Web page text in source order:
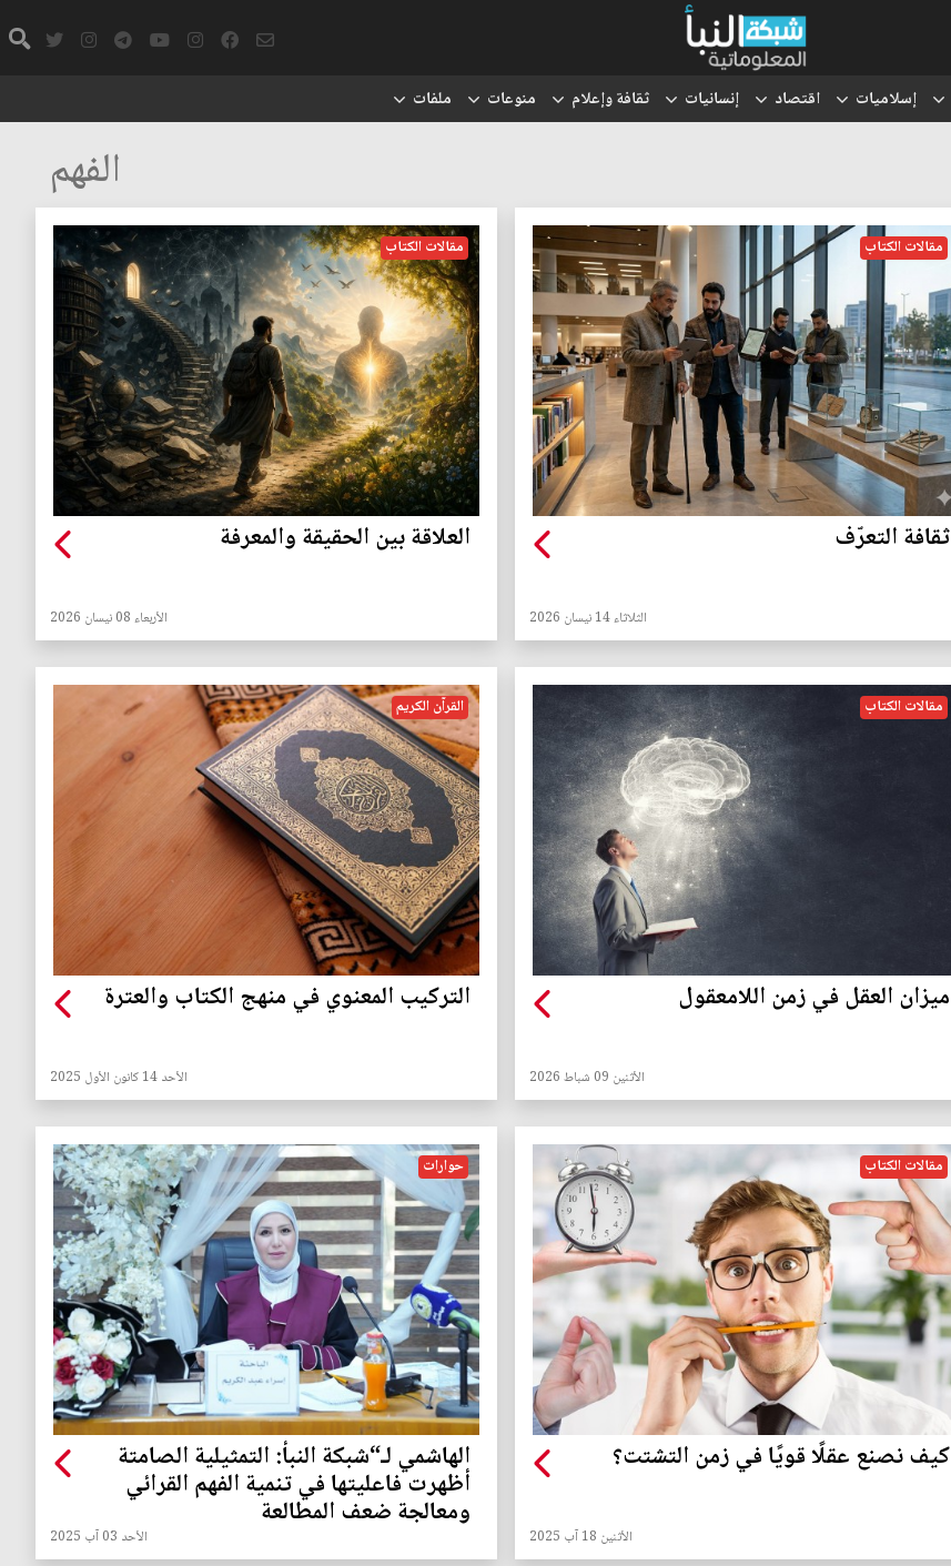
إسلاميات اقتصاد إنسانيات ثقافة وإعلام منوعات ملفات
الفهم
مقالات الكتاب
ثقافة التعرّف
الثلاثاء 14 نيسان 2026
مقالات الكتاب
العلاقة بين الحقيقة والمعرفة
الأربعاء 08 نيسان 2026
مقالات الكتاب
ميزان العقل في زمن اللامعقول
الأثنين 09 شباط 2026
القرآن الكريم
التركيب المعنوي في منهج الكتاب والعترة
الأحد 14 كانون الأول 2025
مقالات الكتاب
كيف نصنع عقلًا قويًا في زمن التشتت؟
الأثنين 18 آب 2025
حوارات
الهاشمي لـ“شبكة النبأ: التمثيلية الصامتة
أظهرت فاعليتها في تنمية الفهم القرائي
ومعالجة ضعف المطالعة
الأحد 03 آب 2025